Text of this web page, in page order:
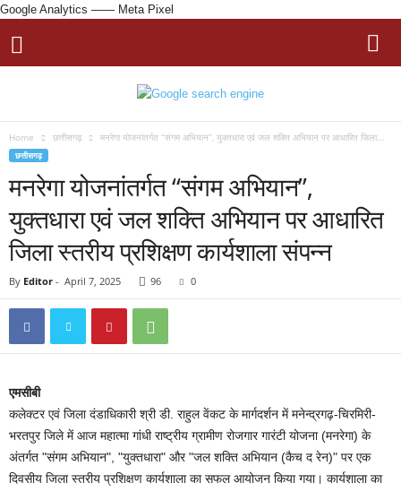
Google Analytics —— Meta Pixel
Home छत्तीसगढ़ मनरेगा योजनांतर्गत “संगम अभियान”, युक्तधारा एवं जल शक्ति अभियान पर आधारित जिला...
छत्तीसगढ़
मनरेगा योजनांतर्गत “संगम अभियान”,
युक्तधारा एवं जल शक्ति अभियान पर आधारित
जिला स्तरीय प्रशिक्षण कार्यशाला संपन्न
By Editor - April 7, 2025 96 0
एमसीबी
कलेक्टर एवं जिला दंडाधिकारी श्री डी. राहुल वेंकट के मार्गदर्शन में मनेन्द्रगढ़-चिरमिरी-
भरतपुर जिले में आज महात्मा गांधी राष्ट्रीय ग्रामीण रोजगार गारंटी योजना (मनरेगा) के
अंतर्गत "संगम अभियान", "युक्तधारा" और "जल शक्ति अभियान (कैच द रेन)" पर एक
दिवसीय जिला स्तरीय प्रशिक्षण कार्यशाला का सफल आयोजन किया गया। कार्यशाला का